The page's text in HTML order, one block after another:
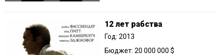
12 лет рабства
Год: 2013
Бюджет: 20 000 000 $